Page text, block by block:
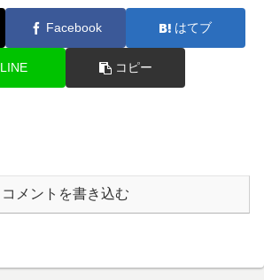
Facebook はてブ
LINE コピー
コメントを書き込む